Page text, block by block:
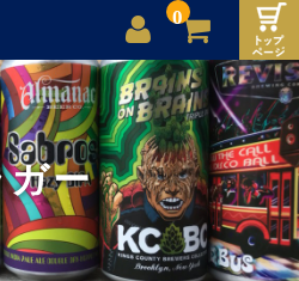
0
案内
用案内
合せ
ガー